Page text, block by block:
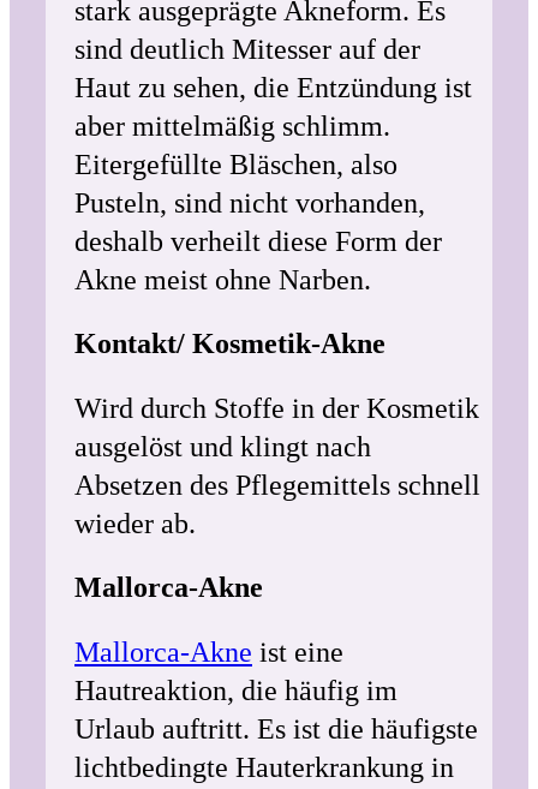
stark ausgeprägte Akneform. Es
sind deutlich Mitesser auf der
Haut zu sehen, die Entzündung ist
aber mittelmäßig schlimm.
Eitergefüllte Bläschen, also
Pusteln, sind nicht vorhanden,
deshalb verheilt diese Form der
Akne meist ohne Narben.
Kontakt/ Kosmetik-Akne
Wird durch Stoffe in der Kosmetik
ausgelöst und klingt nach
Absetzen des Pflegemittels schnell
wieder ab.
Mallorca-Akne
Mallorca-Akne ist eine
Hautreaktion, die häufig im
Urlaub auftritt. Es ist die häufigste
lichtbedingte Hauterkrankung in